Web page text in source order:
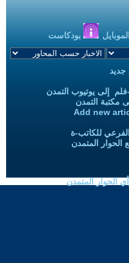
الموبايل بودكاست
فلم إلى يوتيوب التمدن
مكتبة التمدن
Add new
للكاتب-ة
المتمدن
الحوار المتمدن